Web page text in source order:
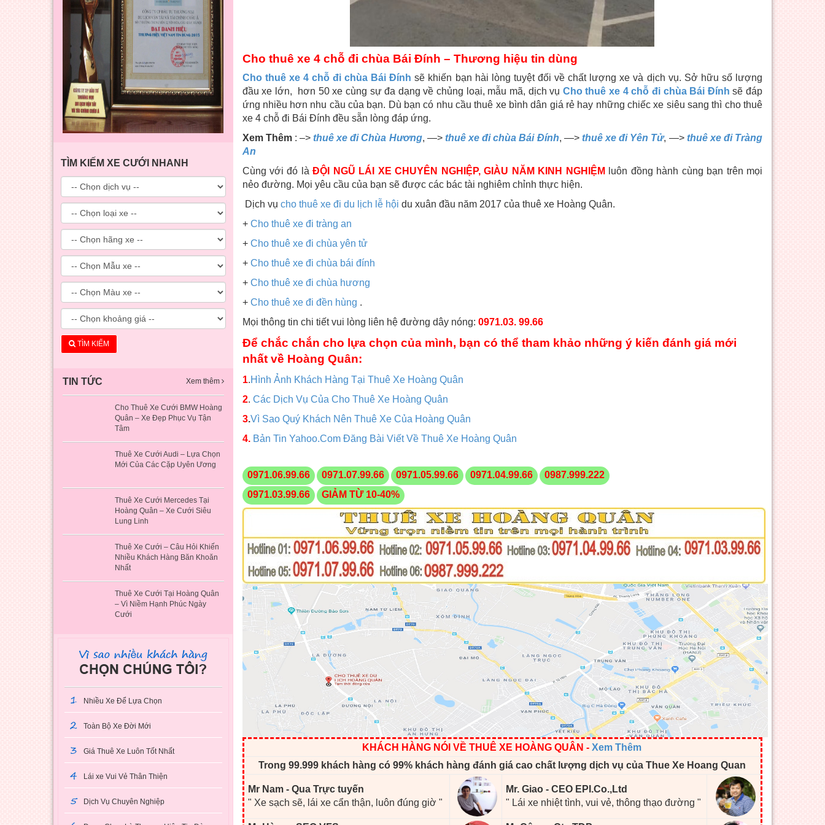
TÌM KIẾM XE CƯỚI NHANH
TÌM KIẾM
TIN TỨC Xem thêm
Cho Thuê Xe Cưới BMW Hoàng
Quân – Xe Đẹp Phục Vụ Tận
Tâm
Thuê Xe Cưới Audi – Lựa Chọn
Mới Của Các Cặp Uyên Ương
Thuê Xe Cưới Mercedes Tại
Hoàng Quân – Xe Cưới Siêu
Lung Linh
Thuê Xe Cưới – Câu Hỏi Khiến
Nhiều Khách Hàng Băn Khoăn
Nhất
Thuê Xe Cưới Tại Hoàng Quân
– Vì Niềm Hạnh Phúc Ngày
Cưới
1 Nhiều Xe Để Lựa Chọn
2 Toàn Bộ Xe Đời Mới
3 Giá Thuê Xe Luôn Tốt Nhất
4 Lái xe Vui Vẻ Thân Thiện
5 Dịch Vụ Chuyên Nghiệp
Cho thuê xe 4 chỗ đi chùa Bái Đính – Thương hiệu tin dùng
Cho thuê xe 4 chỗ đi chùa Bái Đính sẽ khiến bạn hài lòng tuyệt đối về chất lượng xe và dịch vụ. Sở hữu số lượng
đầu xe lớn, hơn 50 xe cùng sự đa dạng về chủng loại, mẫu mã, dịch vụ Cho thuê xe 4 chỗ đi chùa Bái Đính sẽ đáp
ứng nhiều hơn nhu cầu của bạn. Dù bạn có nhu cầu thuê xe bình dân giá rẻ hay những chiếc xe siêu sang thì cho thuê
xe 4 chỗ đi Bái Đính đều sẵn lòng đáp ứng.
Xem Thêm: –>thuê xe đi Chùa Hương, —> thuê xe đi chùa Bái Đính, —> thuê xe đi Yên Tử, —> thuê xe đi Tràng
An
Cùng với đó làĐỘI NGŨ LÁI XE CHUYÊN NGHIỆP, GIÀU NĂM KINH NGHIỆM luôn đồng hành cùng bạn trên mọi
nẻo đường. Mọi yêu cầu của bạn sẽ được các bác tài nghiêm chỉnh thực hiện.
Dịch vụ cho thuê xe đi du lịch lễ hội du xuân đầu năm 2017 của thuê xe Hoàng Quân.
+ Cho thuê xe đi tràng an
+ Cho thuê xe đi chùa yên tử
+ Cho thuê xe đi chùa bái đính
+ Cho thuê xe đi chùa hương
+ Cho thuê xe đi đền hùng .
Mọi thông tin chi tiết vui lòng liên hệ đường dây nóng: 0971.03. 99.66
Để chắc chắn cho lựa chọn của mình, bạn có thể tham khảo những ý kiến đánh giá mới
nhất về Hoàng Quân:
1.Hình Ảnh Khách Hàng Tại Thuê Xe Hoàng Quân
2. Các Dịch Vụ Của Cho Thuê Xe Hoàng Quân
3.Vì Sao Quý Khách Nên Thuê Xe Của Hoàng Quân
4.Bản Tin Yahoo.Com Đăng Bài Viết Về Thuê Xe Hoàng Quân
0971.06.99.66 0971.07.99.66 0971.05.99.66 0971.04.99.66
0987.999.222
0971.03.99.66
GIẢM TỪ 10-40%
KHÁCH HÀNG NÓI VỀ THUÊ XE HOÀNG QUÂN - Xem Thêm
Trong 99.999 khách hàng có 99% khách hàng đánh giá cao chất lượng dịch vụ của Thue Xe Hoang Quan
Mr Nam - Qua Trực tuyến
" Xe sạch sẽ, lái xe cẩn thận, luôn đúng giờ "
Mr. Giao - CEO EPI.Co.,Ltd
" Lái xe nhiệt tình, vui vẻ, thông thạo đường "